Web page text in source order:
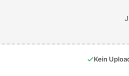
Kein